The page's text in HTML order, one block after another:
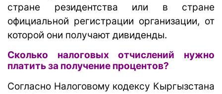
стране резидентства или в стране
официальной регистрации организации, от
которой они получают дивиденды.
Сколько налоговых отчислений нужно
платить за получение процентов?
Согласно Налоговому кодексу Кыргызстана